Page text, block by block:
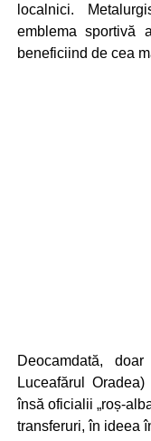
localnici.
emblema sportivă
beneficiind de cea
Deocamdată,
Luceafărul
însă oficialii „roș-
transferuri, în ideea